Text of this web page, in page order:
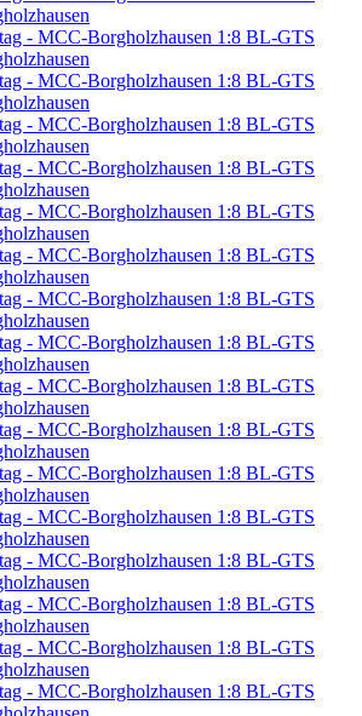
1:8 BL-GTS
1:8 BL-GTS
1:8 BL-GTS
1:8 BL-GTS
1:8 BL-GTS
1:8 BL-GTS
1:8 BL-GTS
1:8 BL-GTS
1:8 BL-GTS
1:8 BL-GTS
1:8 BL-GTS
1:8 BL-GTS
1:8 BL-GTS
1:8 BL-GTS
1:8 BL-GTS
1:8 BL-GTS